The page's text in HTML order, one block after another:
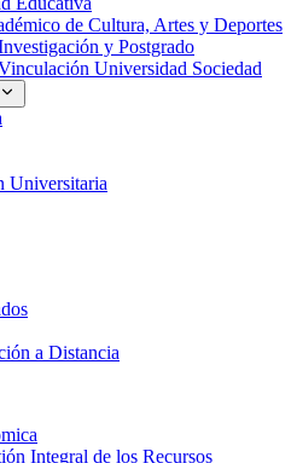
de Cultura, Artes y Deportes
y Postgrado
Universidad Sociedad
Universitaria
a Distancia
Integral de los Recursos